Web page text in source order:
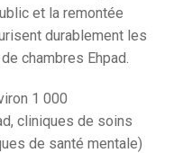
et la remontée
durablement les
chambres Ehpad.
1 000
cliniques de soins
de santé mentale)